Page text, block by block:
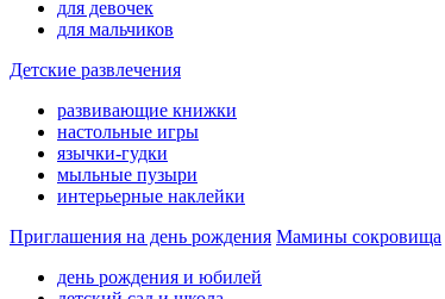
для девочек
для мальчиков
Детские развлечения
развивающие книжки
настольные игры
язычки-гудки
мыльные пузыри
интерьерные наклейки
Приглашения на день рождения Мамины сокровища
день рождения и юбилей